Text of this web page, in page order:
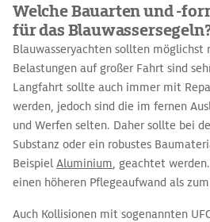
Welche Bauarten und -
für das
Blauwasseryachten sollten möglichst
Belastungen auf großer Fahrt sind
Langfahrt sollte auch immer mit
werden, jedoch sind die im fernen
und Werfen selten. Daher sollte bei
Substanz oder ein robustes
Beispiel Aluminium, geachtet
einen höheren Pflegeaufwand als
Auch Kollisionen mit sogenannten